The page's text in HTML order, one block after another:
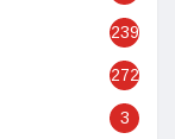
239
272
3